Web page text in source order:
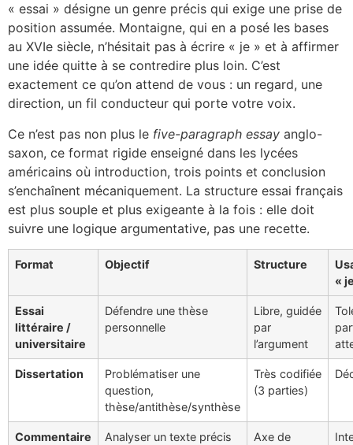
« essai » désigne un genre précis qui exige une prise de
position assumée. Montaigne, qui en a posé les bases
au XVIe siècle, n’hésitait pas à écrire « je » et à affirmer
une idée quitte à se contredire plus loin. C’est
exactement ce qu’on attend de vous : un regard, une
direction, un fil conducteur qui porte votre voix.
Ce n’est pas non plus le five-paragraph essay anglo-
saxon, ce format rigide enseigné dans les lycées
américains où introduction, trois points et conclusion
s’enchaînent mécaniquement. La structure essai français
est plus souple et plus exigeante à la fois : elle doit
suivre une logique argumentative, pas une recette.
Format Objectif Structure
«
Essai
littéraire /
universitaire
Défendre une thèse
personnelle
Libre, guidée
par
l’argument
Dissertation
Problématiser une
question,
thèse/antithèse/synthèse
Très codifiée
(3 parties)
Commentaire
Analyser un texte précis
Axe de